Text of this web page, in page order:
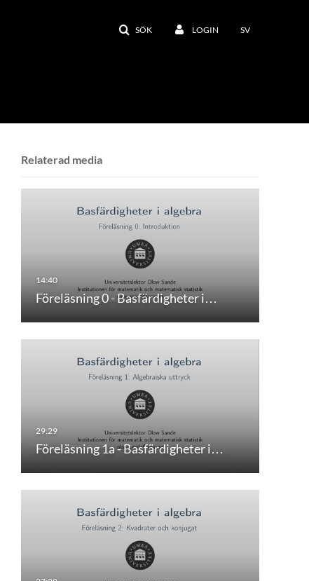
SÖK LOGIN SV
Relaterad media
Föreläsning 0 - Basfärdigheter i…
Föreläsning 1a - Basfärdigheter i…